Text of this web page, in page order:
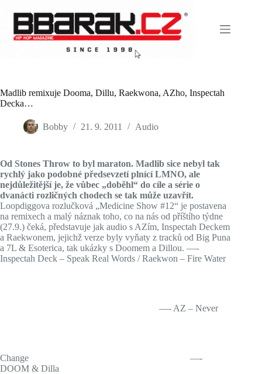
content
Madlib remixuje Dooma, Dillu, Raekwona, AZho, Inspectah
Decka…
Bobby 21. 9. 2011 Audio
Od Stones Throw to byl maraton. Madlib sice nebyl tak
rychlý jako podobné předsevzetí plnící LMNO, ale
nejdůležitější je, že vůbec „doběhl“ do cíle a série o
dvanácti rozličných chodech se tak může uzavřít.
Loopdiggova rozlučková „Medicine Show #12“ je postavena
na remixech a malý náznak toho, co na nás od příštího týdne
(27.9.) čeká, představuje jak audio s AZím, Inspectah Deckem
a Raekwonem, jejichž verze byly vyňaty z tracků od Big Puna
a 7L & Esoterica, tak ukázky s Doomem a Dillou. —-
Inspectah Deck – Speak Real Words / Raekwon – Fire Water
—- AZ – Never
Change
—-
DOOM & Dilla